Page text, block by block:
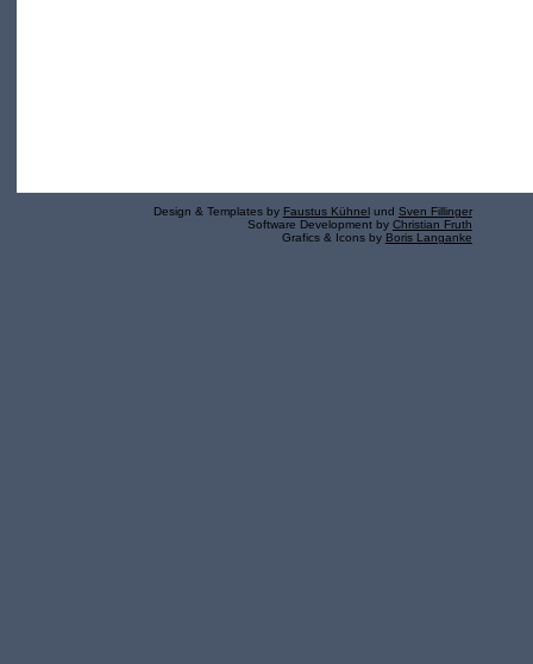
Design & Templates by Faustus Kühnel und Sven Fillinger
Software Development by Christian Fruth
Grafics & Icons by Boris Langanke